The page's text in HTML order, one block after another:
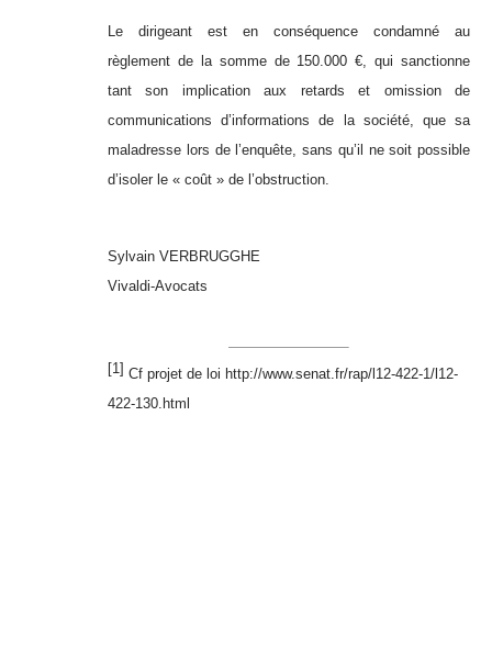
Le dirigeant est en conséquence condamné au
règlement de la somme de 150.000 €, qui sanctionne
tant son implication aux retards et omission de
communications d’informations de la société, que sa
maladresse lors de l’enquête, sans qu’il ne soit possible
d’isoler le « coût » de l’obstruction.
Sylvain VERBRUGGHE
Vivaldi-Avocats
[1] Cf projet de loi http://www.senat.fr/rap/l12-422-1/l12-
422-130.html